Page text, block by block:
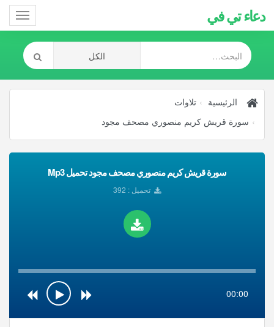
دعاء تي في
الرئيسية
تلاوات
سورة قريش كريم منصوري مصحف مجود
سورة قريش كريم منصوري مصحف مجود تحميل Mp3
تحميل : 392
00:00